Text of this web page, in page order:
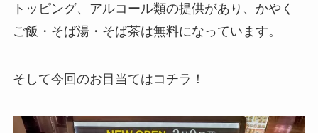
トッピング、アルコール類の提供があり、かやく
ご飯・そば湯・そば茶は無料になっています。
そして今回のお目当てはコチラ！